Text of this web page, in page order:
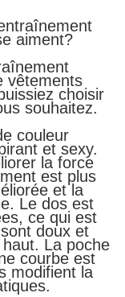
aiment?
vêtements
choisir
souhaitez.
couleur
et sexy.
la force
est plus
et la
Le dos est
ce qui est
doux et
La poche
courbe est
modifient la